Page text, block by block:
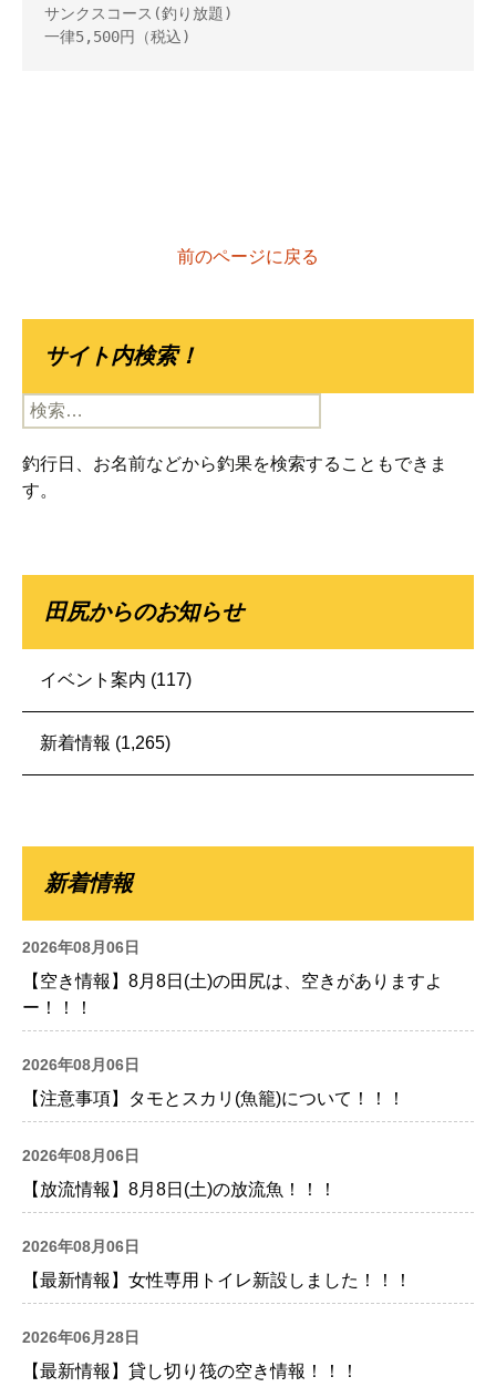
サンクスコース(釣り放題)
一律5,500円（税込)
前のページに戻る
サイト内検索！
検
索:
釣行日、お名前などから釣果を検索することもできま
す。
田尻からのお知らせ
イベント案内 (117)
新着情報 (1,265)
新着情報
2026年08月06日
【空き情報】8月8日(土)の田尻は、空きがありますよ
ー！！！
2026年08月06日
【注意事項】タモとスカリ(魚籠)について！！！
2026年08月06日
【放流情報】8月8日(土)の放流魚！！！
2026年08月06日
【最新情報】女性専用トイレ新設しました！！！
2026年06月28日
【最新情報】貸し切り筏の空き情報！！！